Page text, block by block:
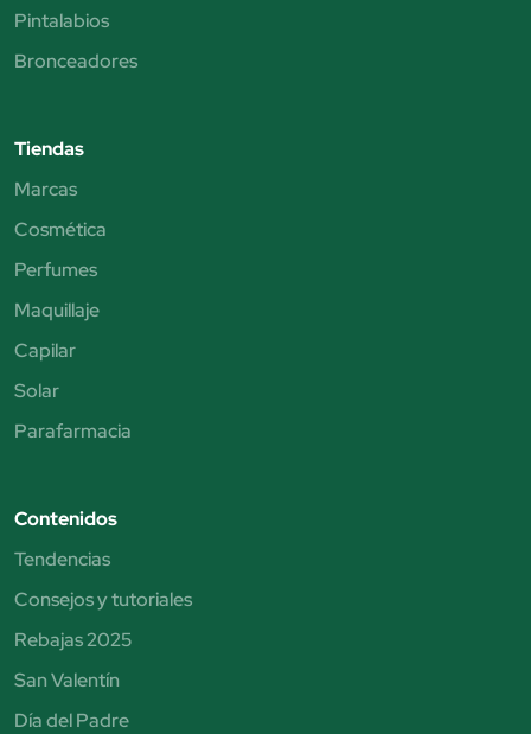
Pintalabios
Bronceadores
Tiendas
Marcas
Cosmética
Perfumes
Maquillaje
Capilar
Solar
Parafarmacia
Contenidos
Tendencias
Consejos y tutoriales
Rebajas 2025
San Valentín
Día del Padre